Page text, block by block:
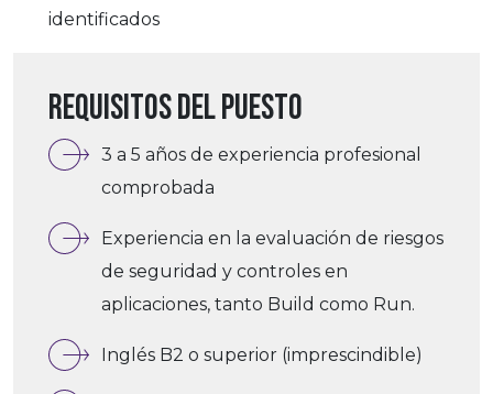
identificados
Requisitos del puesto
3 a 5 años de experiencia profesional
comprobada
Experiencia en la evaluación de riesgos
de seguridad y controles en
aplicaciones, tanto Build como Run.
Inglés B2 o superior (imprescindible)